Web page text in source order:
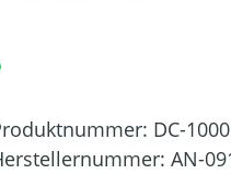
DC-
AN-